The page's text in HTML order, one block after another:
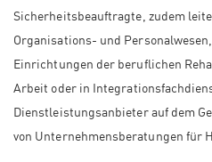
Sicherheitsbeauftragte, zudem
Organisations- und
Einrichtungen der beruflichen
Arbeit oder in
Dienstleistungsanbieter auf dem
von Unternehmensberatungen für